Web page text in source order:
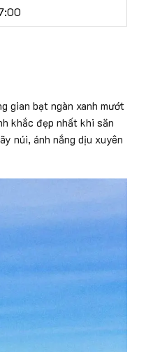
gian bạt ngàn xanh mướt
khắc đẹp nhất khi săn
núi, ánh nắng dịu xuyên